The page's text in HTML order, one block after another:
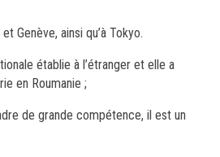
Genève, ainsi qu’à Tokyo.
établie à l’étranger et elle a
en Roumanie ;
de grande compétence, il est un